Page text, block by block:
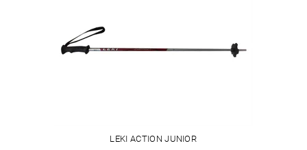
LEKI ACTION JUNIOR